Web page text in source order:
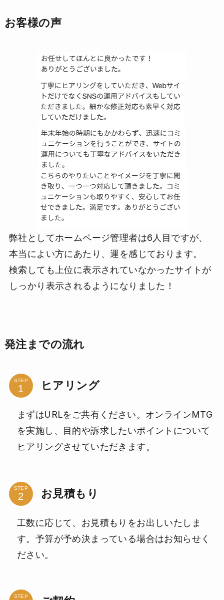
お客様の声
弊社としてホームページ管理者は6人目ですが、
本当によい方にあたり、運を感じております。
検索しても上位に表示されていなかったサイトが
しっかり表示されるようになりました！
発注までの流れ
STEP ヒアリング
まずはURLをご共有ください。オンラインMTG
を実施し、目的や訴求したいポイントについて
ヒアリングさせていただきます。
STEP お見積もり
工数に応じて、お見積もりをお出しいたしま
す。予算が予め決まっている場合はお知らせく
ださい。
STEP